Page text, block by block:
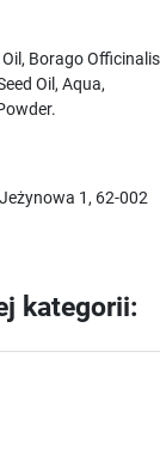
Borago Officinalis
Oil, Aqua,
1, 62-002
kategorii: